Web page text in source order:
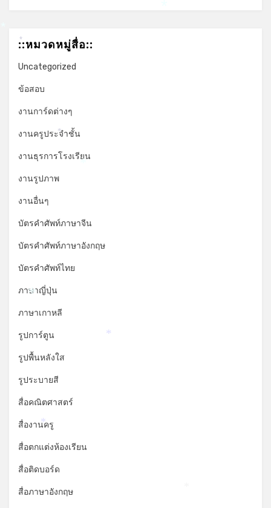
::หมวดหมู่สื่อ::
Uncategorized
ข้อสอบ
งานการ์ดต่างๆ
งานครูประจำชั้น
งานธุรการโรงเรียน
งานรูปภาพ
งานอื่นๆ
บัตรคำศัพท์ภาษาจีน
บัตรคำศัพท์ภาษาอังกฤษ
บัตรคำศัพท์ไทย
ภาษาญี่ปุ่น
ภาษาเกาหลี
รูปการ์ตูน
รูปพื้นหลังใส
รูประบายสี
สื่อคณิตศาสตร์
สื่องานครู
สื่อตกแต่งห้องเรียน
สื่อติดบอร์ด
สื่อภาษาอังกฤษ
*
*
*
*